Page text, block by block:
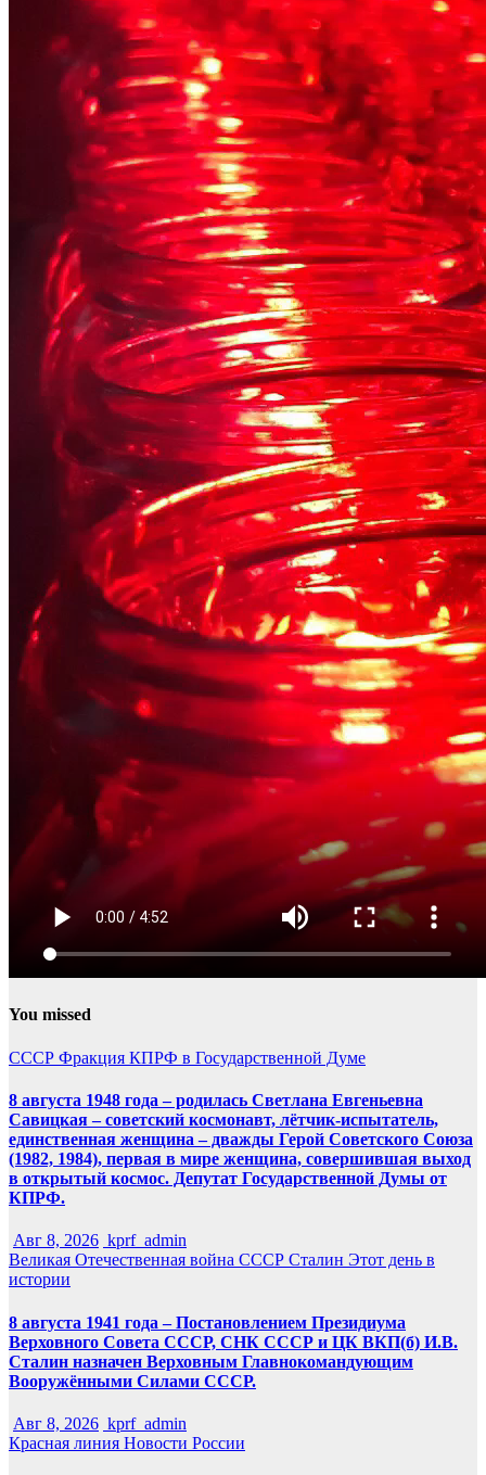
You missed
СССР Фракция КПРФ в Государственной Думе
8 августа 1948 года – родилась Светлана Евгеньевна
Савицкая – советский космонавт, лётчик-испытатель,
единственная женщина – дважды Герой Советского Союза
(1982, 1984), первая в мире женщина, совершившая выход
в открытый космос. Депутат Государственной Думы от
КПРФ.
Авг 8, 2026 kprf_admin
Великая Отечественная война СССР Сталин Этот день в
истории
8 августа 1941 года – Постановлением Президиума
Верховного Совета СССР, СНК СССР и ЦК ВКП(б) И.В.
Сталин назначен Верховным Главнокомандующим
Вооружёнными Силами СССР.
Авг 8, 2026 kprf_admin
Красная линия Новости России